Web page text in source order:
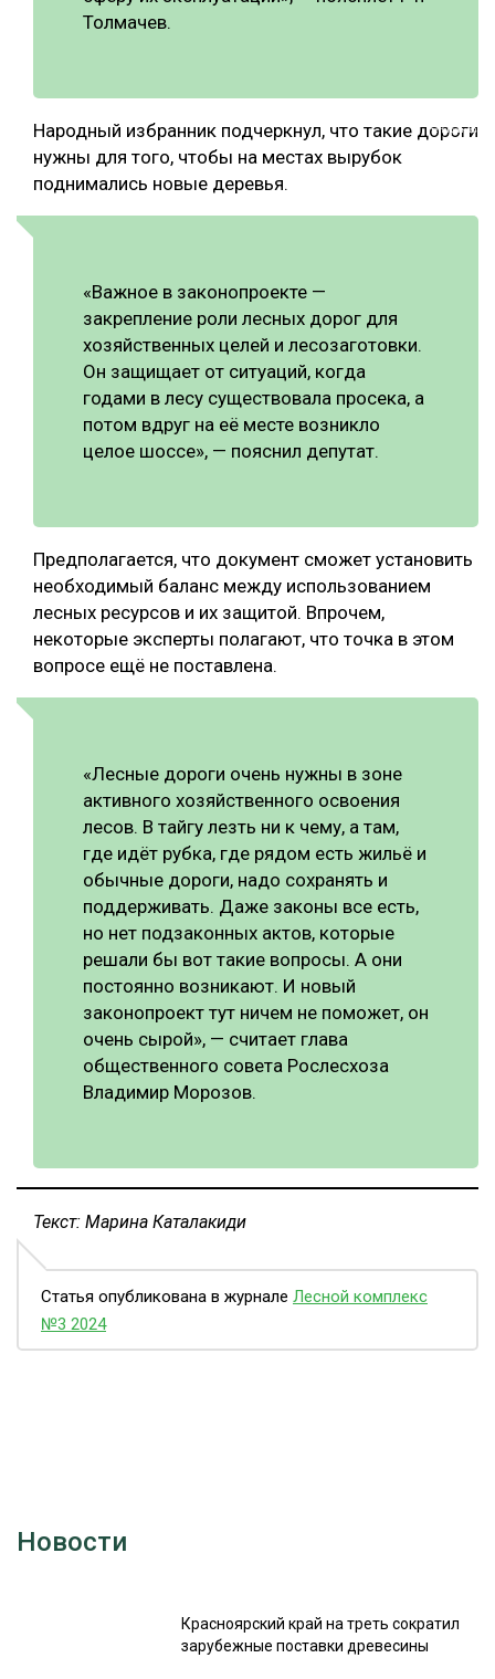
Толмачев.
Народный избранник подчеркнул, что такие дороги
нужны для того, чтобы на местах вырубок
поднимались новые деревья.
«Важное в законопроекте —
закрепление роли лесных дорог для
хозяйственных целей и лесозаготовки.
Он защищает от ситуаций, когда
годами в лесу существовала просека, а
потом вдруг на её месте возникло
целое шоссе», — пояснил депутат.
Предполагается, что документ сможет установить
необходимый баланс между использованием
лесных ресурсов и их защитой. Впрочем,
некоторые эксперты полагают, что точка в этом
вопросе ещё не поставлена.
«Лесные дороги очень нужны в зоне
активного хозяйственного освоения
лесов. В тайгу лезть ни к чему, а там,
где идёт рубка, где рядом есть жильё и
обычные дороги, надо сохранять и
поддерживать. Даже законы все есть,
но нет подзаконных актов, которые
решали бы вот такие вопросы. А они
постоянно возникают. И новый
законопроект тут ничем не поможет, он
очень сырой», — считает глава
общественного совета Рослесхоза
Владимир Морозов.
Текст: Марина Каталакиди
Статья опубликована в журнале Лесной комплекс
№3 2024
Новости
Красноярский край на треть сократил
зарубежные поставки древесины
телеграм-канал